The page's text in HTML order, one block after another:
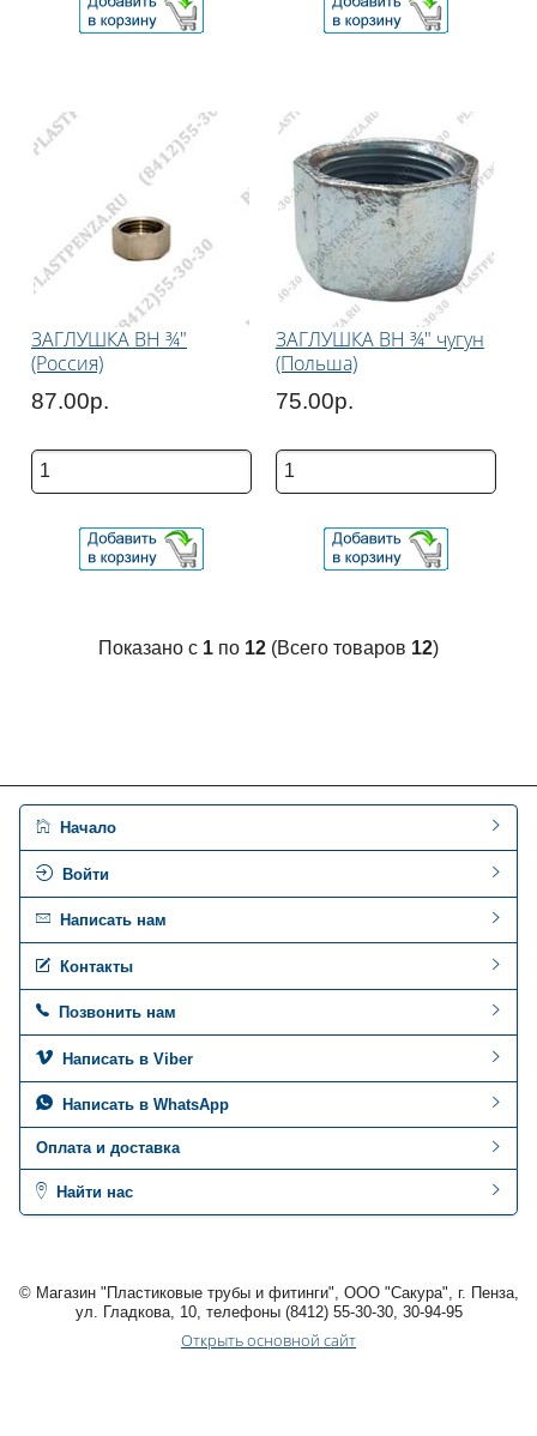
ЗАГЛУШКА ВН ¾"
(Россия)
87.00р.
ЗАГЛУШКА ВН ¾" чугун
(Польша)
75.00р.
Показано с 1 по 12 (Всего товаров 12)
Начало
Войти
Написать нам
Контакты
Позвонить нам
Написать в Viber
Написать в WhatsApp
Оплата и доставка
Найти нас
© Магазин "Пластиковые трубы и фитинги", ООО "Сакура", г. Пенза,
ул. Гладкова, 10, телефоны (8412) 55-30-30, 30-94-95
Открыть основной сайт